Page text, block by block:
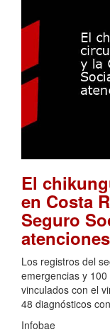
El
en Costa
Seguro
atenciones
Los registros del
emergencias y
vinculados con el
48 diagnósticos
Infobae